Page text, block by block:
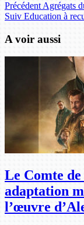
Précédent Agrégats
Suiv Education à
A voir aussi
Le Comte
adaptation
l’œuvre